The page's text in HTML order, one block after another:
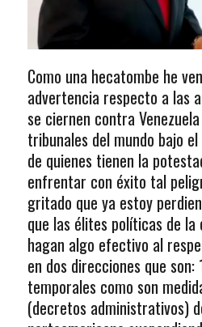
Como una hecatombe he
advertencia respecto a las
se ciernen contra
tribunales del mundo bajo
de quienes tienen la
enfrentar con éxito tal
gritado que ya estoy
que las élites políticas de
hagan algo efectivo al
en dos direcciones que
temporales como son
(decretos administrativos)